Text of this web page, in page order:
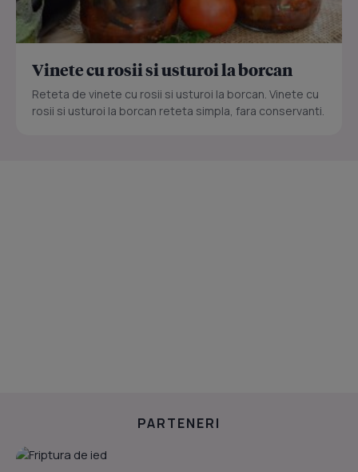
Vinete cu rosii si usturoi la borcan
Reteta de vinete cu rosii si usturoi la borcan. Vinete cu
rosii si usturoi la borcan reteta simpla, fara conservanti.
PARTENERI